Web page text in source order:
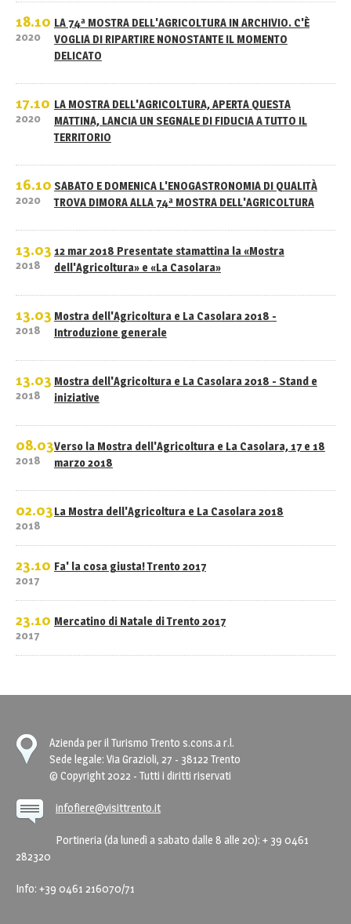
18.10
2020
LA 74ª MOSTRA DELL'AGRICOLTURA IN ARCHIVIO. C'È
VOGLIA DI RIPARTIRE NONOSTANTE IL MOMENTO
DELICATO
17.10
2020
LA MOSTRA DELL'AGRICOLTURA, APERTA QUESTA
MATTINA, LANCIA UN SEGNALE DI FIDUCIA A TUTTO IL
TERRITORIO
16.10
2020
SABATO E DOMENICA L'ENOGASTRONOMIA DI QUALITÀ
TROVA DIMORA ALLA 74ª MOSTRA DELL'AGRICOLTURA
13.03
2018
12 mar 2018 Presentate stamattina la «Mostra
dell'Agricoltura» e «La Casolara»
13.03
2018
Mostra dell'Agricoltura e La Casolara 2018 -
Introduzione generale
13.03
2018
Mostra dell'Agricoltura e La Casolara 2018 - Stand e
iniziative
08.03
2018
Verso la Mostra dell'Agricoltura e La Casolara, 17 e 18
marzo 2018
02.03
2018
La Mostra dell'Agricoltura e La Casolara 2018
23.10
2017
Fa' la cosa giusta! Trento 2017
23.10
2017
Mercatino di Natale di Trento 2017
Azienda per il Turismo Trento s.cons.a r.l.
Sede legale: Via Grazioli, 27 - 38122 Trento
© Copyright 2022 - Tutti i diritti riservati
infofiere@visittrento.it
Portineria (da lunedì a sabato dalle 8 alle 20): + 39 0461
282320
Info: +39 0461 216070/71